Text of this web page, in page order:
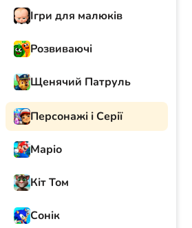
Ігри для малюків
Розвиваючі
Щенячий Патруль
Персонажі і Серії
Маріо
Кіт Том
Сонік